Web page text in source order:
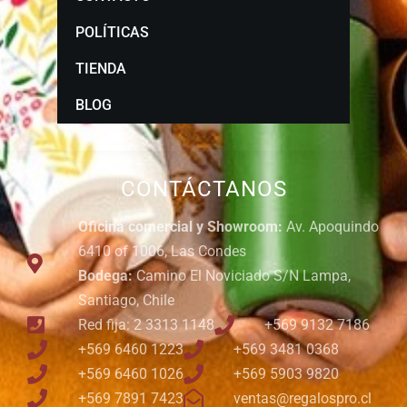
CONTÁCTANOS
Oficina comercial y Showroom: Av. Apoquindo
6410 of 1006, Las Condes
Bodega:Camino El Noviciado S/N Lampa,
Santiago, Chile
Red fija: 2 3313 1148
+569 9132 7186
+569 6460 1223
+569 3481 0368
+569 6460 1026
+569 5903 9820
+569 7891 7423
ventas@regalospro.cl
POLÍTICAS
TIENDA
BLOG